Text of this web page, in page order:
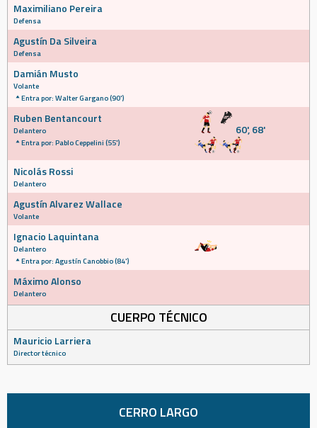
Maximiliano Pereira
Defensa
Agustín Da Silveira
Defensa
Damián Musto
Volante
Entra por: Walter Gargano (90')
Ruben Bentancourt
Delantero
Entra por: Pablo Ceppelini (55')
60', 68'
Nicolás Rossi
Delantero
Agustín Alvarez Wallace
Volante
Ignacio Laquintana
Delantero
Entra por: Agustín Canobbio (84')
Máximo Alonso
Delantero
CUERPO TÉCNICO
Mauricio Larriera
Director técnico
CERRO LARGO